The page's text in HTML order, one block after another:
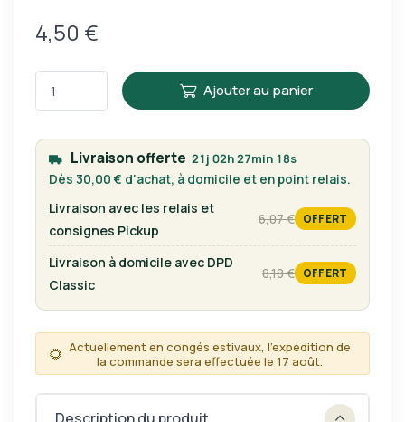
4,50 €
Ajouter au panier
Livraison offerte 21j 02h 27min 18s
Dès 30,00 € d'achat, à domicile et en point relais.
Livraison avec les relais et
consignes Pickup
6,07 €
tarif habituel
OFFERT
Livraison à domicile avec DPD
Classic
8,18 €
tarif habituel
OFFERT
🌻 Actuellement en congés estivaux, l'expédition de
la commande sera effectuée le 17 août.